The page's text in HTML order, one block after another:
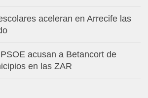
aceleran en Arrecife las
acusan a Betancort de
en las ZAR